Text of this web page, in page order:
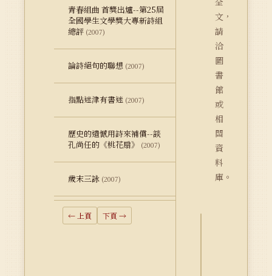
青春組曲 首獎出爐--第25屆
全國學生文學獎大專新詩組
總評 (2007)
論詩絕句的聯想 (2007)
指點迷津有書迷 (2007)
歷史的遺憾用詩來補償--談
孔尚任的《桃花扇》
(2007)
歲末三詠 (2007)
← 上頁 下頁 →
文，
請
洽
圖
書
館
或
相
關
資
料
庫。